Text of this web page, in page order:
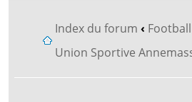
Index du forum ‹
Union Sportive